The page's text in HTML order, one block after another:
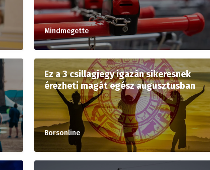
Mindmegette
Ez a 3 csillagjegy igazán sikeresnek
érezheti magát egész augusztusban
Borsonline